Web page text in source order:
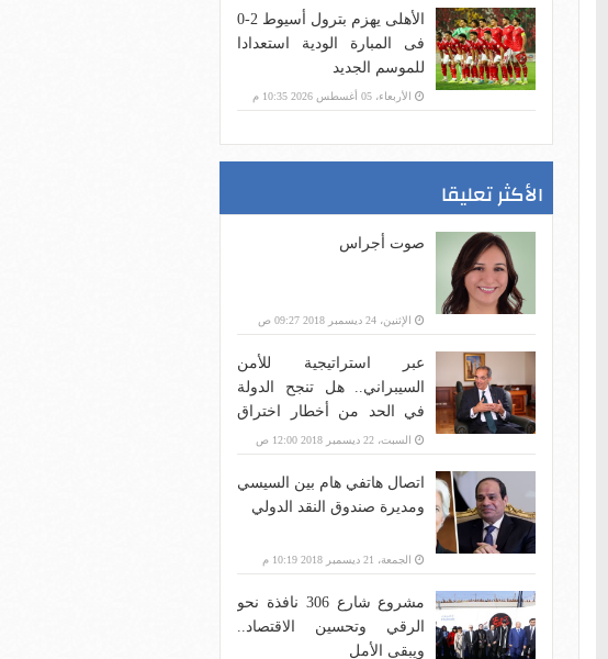
الأهلى يهزم بترول أسيوط 2-0
فى المبارة الودية استعدادا
للموسم الجديد
الأربعاء، 05 أغسطس 2026 10:35 م
الأكثر تعليقا
صوت أجراس
الإثنين، 24 ديسمبر 2018 09:27 ص
عبر استراتيجية للأمن
السيبراني.. هل تنجح الدولة
في الحد من أخطار اختراق
بنية الاتصالات؟
السبت، 22 ديسمبر 2018 12:00 ص
اتصال هاتفي هام بين السيسي
ومديرة صندوق النقد الدولي
الجمعة، 21 ديسمبر 2018 10:19 م
مشروع شارع 306 نافذة نحو
الرقي وتحسين الاقتصاد..
ويبقى الأمل